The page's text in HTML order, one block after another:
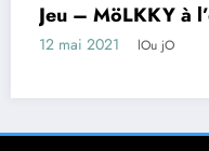
Jeu – MöLKKY à
12 mai 2021 lOu jO